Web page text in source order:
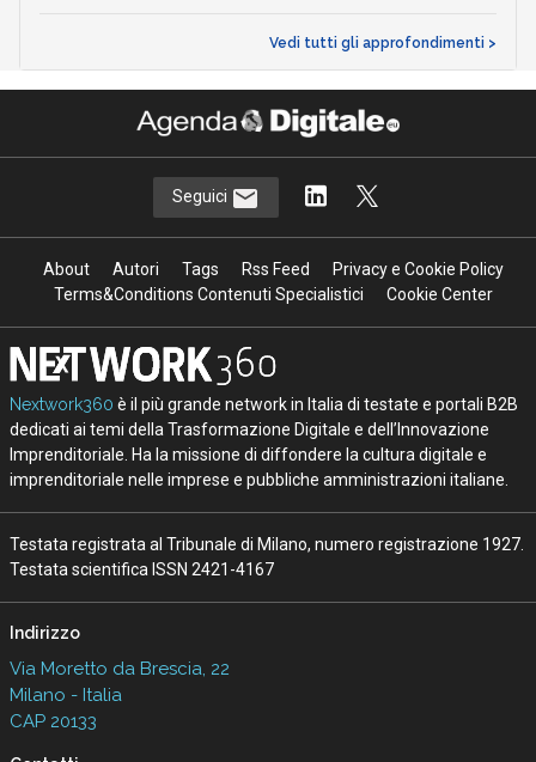
Vedi tutti gli approfondimenti >
Seguici
About Autori Tags Rss Feed
Privacy e Cookie Policy
Terms&Conditions Contenuti Specialistici
Cookie Center
Nextwork360 è il più grande network in Italia di testate e portali B2B
dedicati ai temi della Trasformazione Digitale e dell’Innovazione
Imprenditoriale. Ha la missione di diffondere la cultura digitale e
imprenditoriale nelle imprese e pubbliche amministrazioni italiane.
Testata registrata al Tribunale di Milano, numero registrazione 1927.
Testata scientifica ISSN 2421-4167
Indirizzo
Via Moretto da Brescia, 22
Milano - Italia
CAP 20133